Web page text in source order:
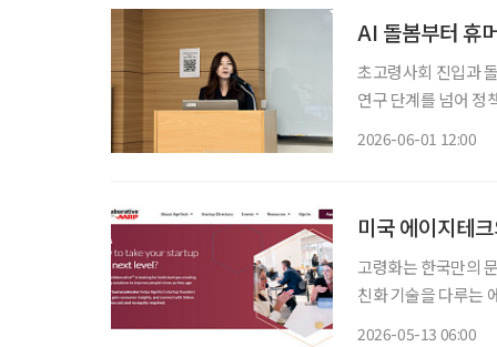
AI 돌봄부터 휴
초고령사회 진입과
연구 단계를 넘어 정
2026-06-01 12:00
미국 에이지테
고령화는 한국만의
친화 기술을 다루는 에이지
2026-05-13 06:00